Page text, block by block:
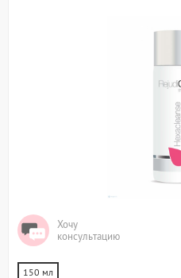
Хочу
консультацию
150 мл